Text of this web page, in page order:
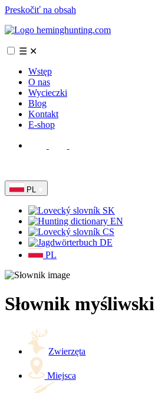
Preskočiť na obsah
☰ ✕
Wstęp
O nas
Wycieczki
Blog
Kontakt
E-shop
PL
SK
EN
CS
DE
PL
Słownik myśliwski
Zwierzęta
Miejsca